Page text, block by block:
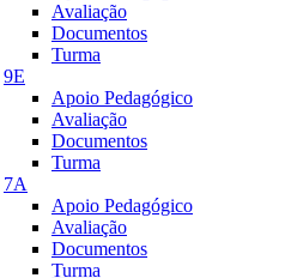
Avaliação
Documentos
Turma
9E
Apoio Pedagógico
Avaliação
Documentos
Turma
7A
Apoio Pedagógico
Avaliação
Documentos
Turma